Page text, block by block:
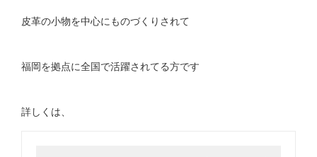
皮革の小物を中心にものづくりされて
福岡を拠点に全国で活躍されてる方です
詳しくは、